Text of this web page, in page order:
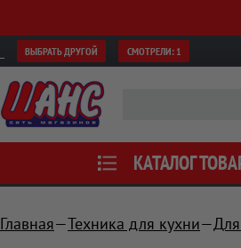
ВЫБРАТЬ ДРУГОЙ СМОТРЕЛИ: 1
КАТАЛОГ
Главная Техника для кухни